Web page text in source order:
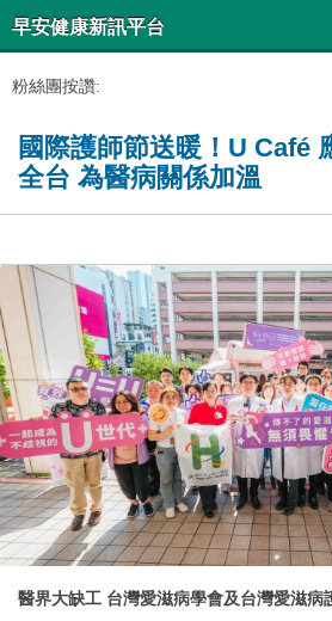
早安健康新訊平台
粉絲團按讚:
國際護師節送暖！U Café
全台 為醫病關係加溫
醫界大缺工 台灣愛滋病學會及台灣愛滋病